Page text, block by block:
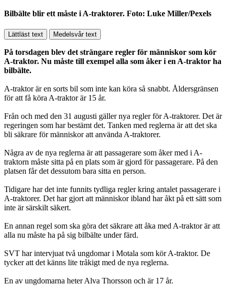
Bilbälte blir ett måste i A-traktorer. Foto: Luke Miller/Pexels
Lättläst text Medelsvår text
På torsdagen blev det strängare regler för människor som kör
A-traktor. Nu måste till exempel alla som åker i en A-traktor ha
bilbälte.
A-traktor är en sorts bil som inte kan köra så snabbt. Åldersgränsen
för att få köra A-traktor är 15 år.
Från och med den 31 augusti gäller nya regler för A-traktorer. Det är
regeringen som har bestämt det. Tanken med reglerna är att det ska
bli säkrare för människor att använda A-traktorer.
Några av de nya reglerna är att passagerare som åker med i A-
traktorn måste sitta på en plats som är gjord för passagerare. På den
platsen får det dessutom bara sitta en person.
Tidigare har det inte funnits tydliga regler kring antalet passagerare i
A-traktorer. Det har gjort att människor ibland har åkt på ett sätt som
inte är särskilt säkert.
En annan regel som ska göra det säkrare att åka med A-traktor är att
alla nu måste ha på sig bilbälte under färd.
SVT har intervjuat två ungdomar i Motala som kör A-traktor. De
tycker att det känns lite tråkigt med de nya reglerna.
En av ungdomarna heter Alva Thorsson och är 17 år.